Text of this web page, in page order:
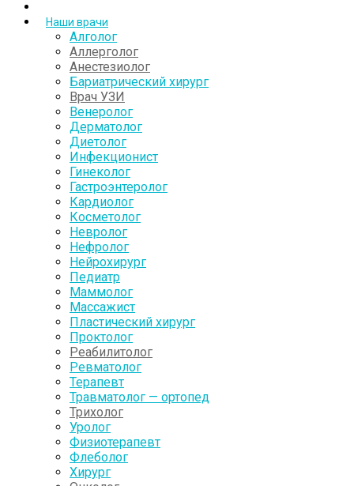
Наши врачи
Алголог
Аллерголог
Анестезиолог
Бариатрический хирург
Врач УЗИ
Венеролог
Дерматолог
Диетолог
Инфекционист
Гинеколог
Гастроэнтеролог
Кардиолог
Косметолог
Невролог
Нефролог
Нейрохирург
Педиатр
Маммолог
Массажист
Пластический хирург
Проктолог
Реабилитолог
Ревматолог
Терапевт
Травматолог — ортопед
Трихолог
Уролог
Физиотерапевт
Флеболог
Хирург